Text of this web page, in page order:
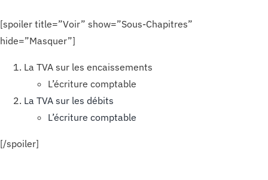
[spoiler title=”Voir” show=”Sous-Chapitres”
hide=”Masquer”]
La TVA sur les encaissements
L’écriture comptable
La TVA sur les débits
L’écriture comptable
[/spoiler]